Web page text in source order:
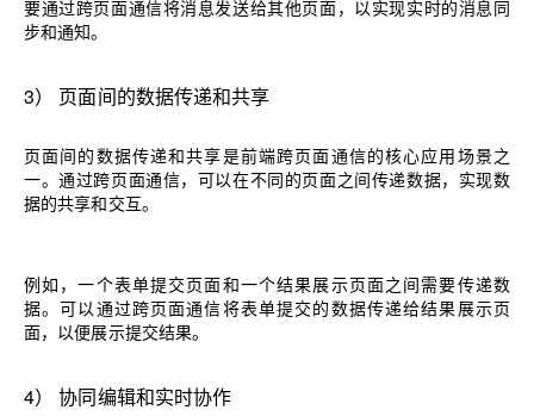
要通过跨页面通信将消息发送给其他页面，以实现实时的消息同
步和通知。
3） 页面间的数据传递和共享
页面间的数据传递和共享是前端跨页面通信的核心应用场景之
一。通过跨页面通信，可以在不同的页面之间传递数据，实现数
据的共享和交互。
例如，一个表单提交页面和一个结果展示页面之间需要传递数
据。可以通过跨页面通信将表单提交的数据传递给结果展示页
面，以便展示提交结果。
4） 协同编辑和实时协作